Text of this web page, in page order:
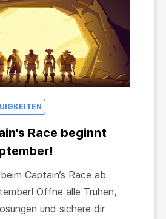
Race beginnt
Captain’s Race ab
Öffne alle Truhen,
und sichere dir